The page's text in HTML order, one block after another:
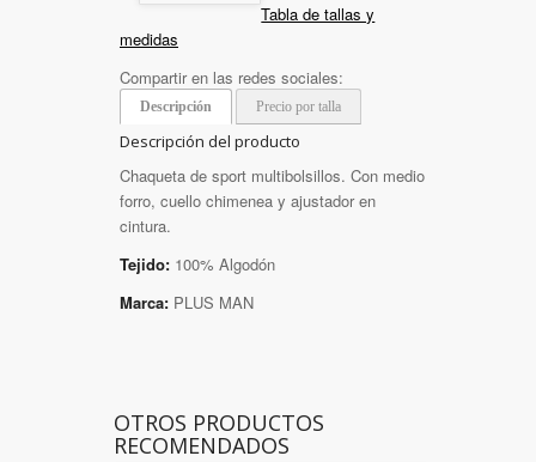
Tabla de tallas y
medidas
Compartir en las redes sociales:
Descripción Precio por talla
Descripción del producto
Chaqueta de sport multibolsillos. Con medio
forro, cuello chimenea y ajustador en
cintura.
Tejido: 100% Algodón
Marca: PLUS MAN
OTROS PRODUCTOS
RECOMENDADOS